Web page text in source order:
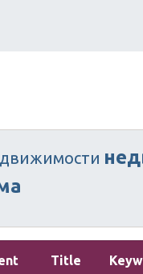
Title